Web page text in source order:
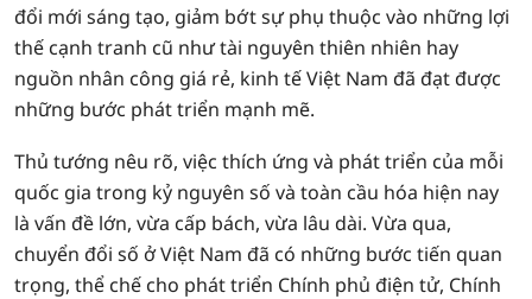
đổi mới sáng tạo, giảm bớt sự phụ thuộc vào những lợi
thế cạnh tranh cũ như tài nguyên thiên nhiên hay
nguồn nhân công giá rẻ, kinh tế Việt Nam đã đạt được
những bước phát triển mạnh mẽ.
Thủ tướng nêu rõ, việc thích ứng và phát triển của mỗi
quốc gia trong kỷ nguyên số và toàn cầu hóa hiện nay
là vấn đề lớn, vừa cấp bách, vừa lâu dài. Vừa qua,
chuyển đổi số ở Việt Nam đã có những bước tiến quan
trọng, thể chế cho phát triển Chính phủ điện tử, Chính